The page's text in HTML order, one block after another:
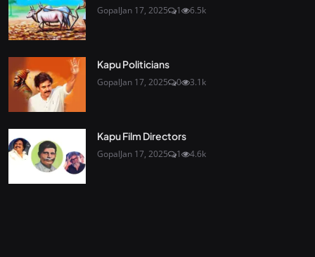
GopalJan 17, 2025 1 6.5k
Kapu Politicians
GopalJan 17, 2025 0 3.1k
Kapu Film Directors
GopalJan 17, 2025 1 4.6k